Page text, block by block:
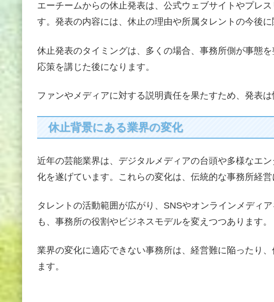
エーチームからの休止発表は、公式ウェブサイトやプレ
す。発表の内容には、休止の理由や所属タレントの今後
休止発表のタイミングは、多くの場合、事務所側が事態
応策を講じた後になります。
ファンやメディアに対する説明責任を果たすため、発表
休止背景にある業界の変化
近年の芸能業界は、デジタルメディアの台頭や多様なエ
化を遂げています。これらの変化は、伝統的な事務所経営
タレントの活動範囲が広がり、SNSやオンラインメディ
も、事務所の役割やビジネスモデルを変えつつあります。
業界の変化に適応できない事務所は、経営難に陥ったり
ます。